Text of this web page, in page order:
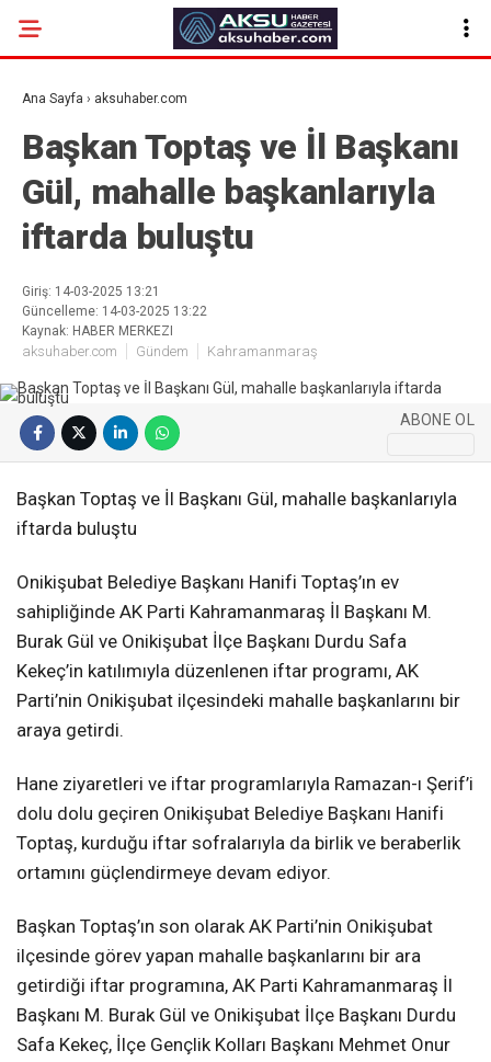
WhatsApp İhbar
Hattı
Instagram
Youtube
24.5°
KAHRAMANMARAŞ
GALERİ YAZARLAR
GÜNDEM
EKONOMI
DÜNYA
SPOR
SAĞLIK
SERVISLER
KAHRAMANMARAŞ
Ana Sayfa › aksuhaber.com
Başkan Toptaş ve İl Başkanı
Gül, mahalle başkanlarıyla
iftarda buluştu
Giriş: 14-03-2025 13:21
Güncelleme: 14-03-2025 13:22
Kaynak: HABER MERKEZI
aksuhaber.com Gündem Kahramanmaraş
ABONE OL
Başkan Toptaş ve İl Başkanı Gül, mahalle başkanlarıyla
iftarda buluştu
Onikişubat Belediye Başkanı Hanifi Toptaş’ın ev
sahipliğinde AK Parti Kahramanmaraş İl Başkanı M.
Burak Gül ve Onikişubat İlçe Başkanı Durdu Safa
Kekeç’in katılımıyla düzenlenen iftar programı, AK
Parti’nin Onikişubat ilçesindeki mahalle başkanlarını bir
araya getirdi.
Hane ziyaretleri ve iftar programlarıyla Ramazan-ı Şerif’i
dolu dolu geçiren Onikişubat Belediye Başkanı Hanifi
Toptaş, kurduğu iftar sofralarıyla da birlik ve beraberlik
ortamını güçlendirmeye devam ediyor.
Başkan Toptaş’ın son olarak AK Parti’nin Onikişubat
ilçesinde görev yapan mahalle başkanlarını bir ara
getirdiği iftar programına, AK Parti Kahramanmaraş İl
Başkanı M. Burak Gül ve Onikişubat İlçe Başkanı Durdu
Safa Kekeç, İlçe Gençlik Kolları Başkanı Mehmet Onur